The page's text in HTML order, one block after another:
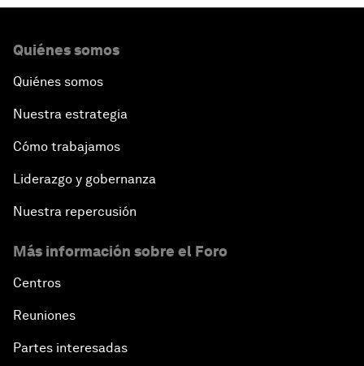
Quiénes somos
Quiénes somos
Nuestra estrategia
Cómo trabajamos
Liderazgo y gobernanza
Nuestra repercusión
Más información sobre el Foro
Centros
Reuniones
Partes interesadas